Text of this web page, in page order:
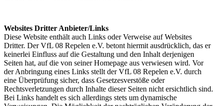
Websites Dritter Anbieter/Links
Diese Website enthält auch Links oder Verweise auf Websites
Dritter. Der VfL 08 Repelen e.V. betont hiermit ausdrücklich, das er
keinerlei Einfluss auf die Gestaltung und den Inhalt derjenigen
Seiten hat, auf die von seiner Homepage aus verwiesen wird. Vor
der Anbringung eines Links stellt der VfL 08 Repelen e.V. durch
eine Überprüfung sicher, dass Gesetzesverstöße oder
Rechtsverletzungen durch Inhalte dieser Seiten nicht ersichtlich sind.
Bei Links handelt es sich allerdings stets um dynamische